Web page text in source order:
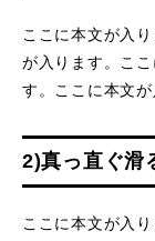
ここに本文が入
が入ります。こ
す。ここに本文が
2)真っ直ぐ滑
ここに本文が入